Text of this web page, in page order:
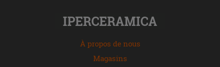
IPERCERAMICA
À propos de nous
Magasins